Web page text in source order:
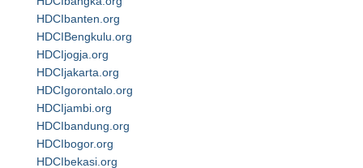
HDCIbanten.org
HDCIBengkulu.org
HDCIjogja.org
HDCIjakarta.org
HDCIgorontalo.org
HDCIjambi.org
HDCIbandung.org
HDCIbogor.org
HDCIbekasi.org